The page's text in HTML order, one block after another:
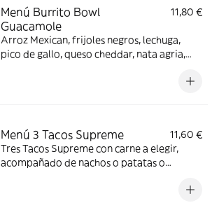
Menú Burrito Bowl
Guacamole
11,80 €
Arroz Mexican, frijoles negros, lechuga,
pico de gallo, queso cheddar, nata agria,
Menú 3 Tacos Supreme
11,60 €
Tres Tacos Supreme con carne a elegir,
acompañado de nachos o patatas o